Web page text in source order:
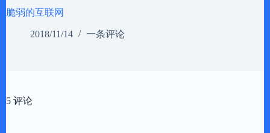
脆弱的互联网
2018/11/14 一条评论
5 评论